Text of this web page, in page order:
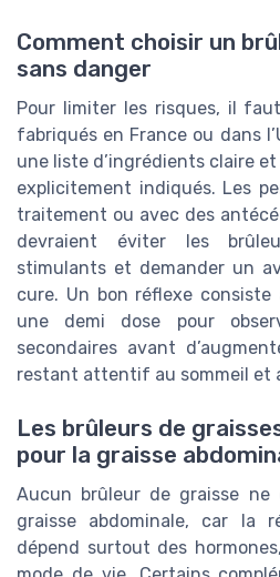
Comment choisir un
sans danger
Pour limiter les risques, il
fabriqués en France ou dans
une liste d’ingrédients claire
explicitement indiqués. Les
traitement ou avec des
devraient éviter les
stimulants et demander un
cure. Un bon réflexe consiste
une demi dose pour
secondaires avant
restant attentif au sommeil et
Les brûleurs de
pour la graisse
Aucun brûleur de graisse ne
graisse abdominale, car la
dépend surtout des